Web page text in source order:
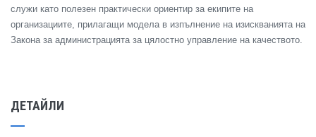
служи като полезен практически ориентир за екипите на
организациите, прилагащи модела в изпълнение на изискванията на
Закона за администрацията за цялостно управление на качеството.
ДЕТАЙЛИ